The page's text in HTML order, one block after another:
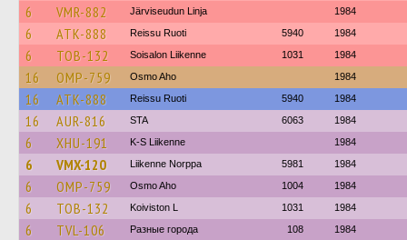
6 VMR-882 Järviseudun Linja 1984
6 ATK-888 Reissu Ruoti 5940 1984
6 TOB-132 Soisalon Liikenne 1031 1984
16 OMP-759 Osmo Aho 1984
16 ATK-888 Reissu Ruoti 5940 1984
16 AUR-816 STA 6063 1984
6 XHU-191 K-S Liikenne 1984
6 VMX-120 Liikenne Norppa 5981 1984
6 OMP-759 Osmo Aho 1004 1984
6 TOB-132 Koiviston L 1031 1984
6 TVL-106 Разные города 108 1984